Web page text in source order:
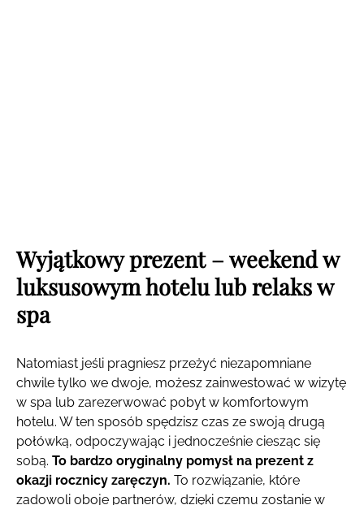
Wyjątkowy prezent – weekend w
luksusowym hotelu lub relaks w
spa
Natomiast jeśli pragniesz przeżyć niezapomniane
chwile tylko we dwoje, możesz zainwestować w wizytę
w spa lub zarezerwować pobyt w komfortowym
hotelu. W ten sposób spędzisz czas ze swoją drugą
połówką, odpoczywając i jednocześnie ciesząc się
sobą. To bardzo oryginalny pomysł na prezent z
okazji rocznicy zaręczyn. To rozwiązanie, które
zadowoli oboje partnerów, dzięki czemu zostanie w